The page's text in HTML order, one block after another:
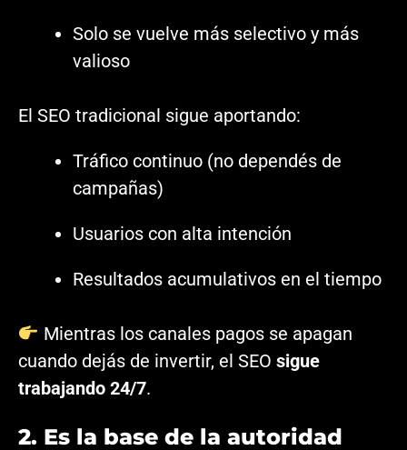
Solo se vuelve más selectivo y más
valioso
El SEO tradicional sigue aportando:
Tráfico continuo (no dependés de
campañas)
Usuarios con alta intención
Resultados acumulativos en el tiempo
Mientras los canales pagos se apagan
cuando dejás de invertir, el SEO sigue
trabajando 24/7.
2. Es la base de la autoridad